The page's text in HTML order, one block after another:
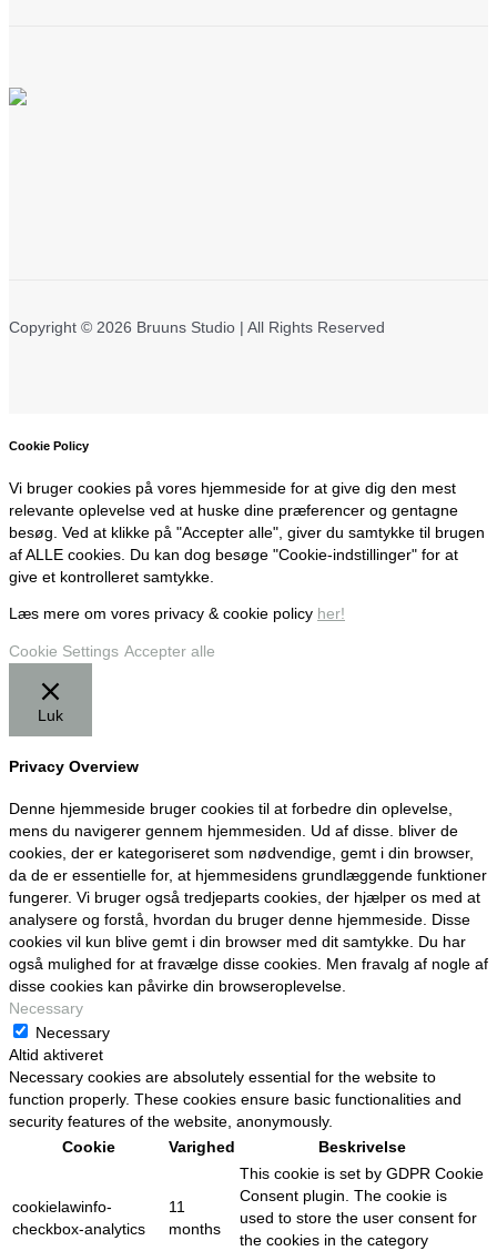
Copyright © 2026 Bruuns Studio | All Rights Reserved
Cookie Policy
Vi bruger cookies på vores hjemmeside for at give dig den mest
relevante oplevelse ved at huske dine præferencer og gentagne
besøg. Ved at klikke på "Accepter alle", giver du samtykke til brugen
af ALLE cookies. Du kan dog besøge "Cookie-indstillinger" for at
give et kontrolleret samtykke.
Læs mere om vores privacy & cookie policy her!
Cookie Settings Accepter alle
Luk
Privacy Overview
Denne hjemmeside bruger cookies til at forbedre din oplevelse,
mens du navigerer gennem hjemmesiden. Ud af disse. bliver de
cookies, der er kategoriseret som nødvendige, gemt i din browser,
da de er essentielle for, at hjemmesidens grundlæggende funktioner
fungerer. Vi bruger også tredjeparts cookies, der hjælper os med at
analysere og forstå, hvordan du bruger denne hjemmeside. Disse
cookies vil kun blive gemt i din browser med dit samtykke. Du har
også mulighed for at fravælge disse cookies. Men fravalg af nogle af
disse cookies kan påvirke din browseroplevelse.
Necessary
Necessary
Altid aktiveret
Necessary cookies are absolutely essential for the website to
function properly. These cookies ensure basic functionalities and
security features of the website, anonymously.
Cookie
Varighed Beskrivelse
cookielawinfo-
checkbox-analytics
11
months
This cookie is set by GDPR Cookie
Consent plugin. The cookie is
used to store the user consent for
the cookies in the category